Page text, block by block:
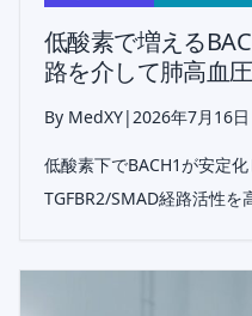
低酸素で増える
路を介して肺高血
By MedXY|2026年7月16日
低酸素下でBACH1が安定
TGFBR2/SMAD経路活性
となる可能性がある。